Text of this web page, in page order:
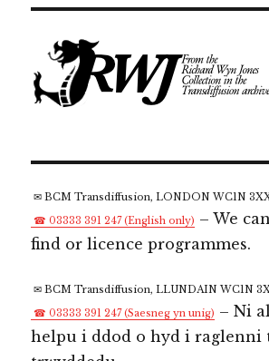
✉ BCM Transdiffusion, LONDON WC1N
☎ 03333 391 247 (English only) – We
find or licence programmes.
✉ BCM Transdiffusion, LLUNDAIN WC1N
☎ 03333 391 247 (Saesneg yn unig) – Ni
helpu i ddod o hyd i raglenni